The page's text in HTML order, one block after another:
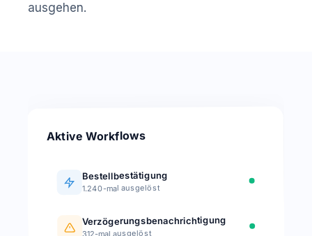
ausgehen.
Aktive Workflows
Bestellbestätigung
1.240-mal ausgelöst
Verzögerungsbenachrichtigung
312-mal ausgelöst